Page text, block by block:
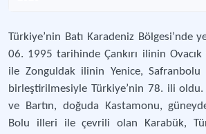
Türkiye’nin Batı Karadeniz Bölgesi’nde
06. 1995 tarihinde Çankırı ilinin
ile Zonguldak ilinin Yenice,
birleştirilmesiyle Türkiye’nin 78. ili oldu.
ve Bartın, doğuda Kastamonu,
Bolu illeri ile çevrili olan Karabük,